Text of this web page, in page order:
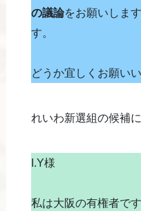
の議論をお願いします
す。
どうか宜しくお願い
れいわ新選組の候補
I.Y様
私は大阪の有権者です